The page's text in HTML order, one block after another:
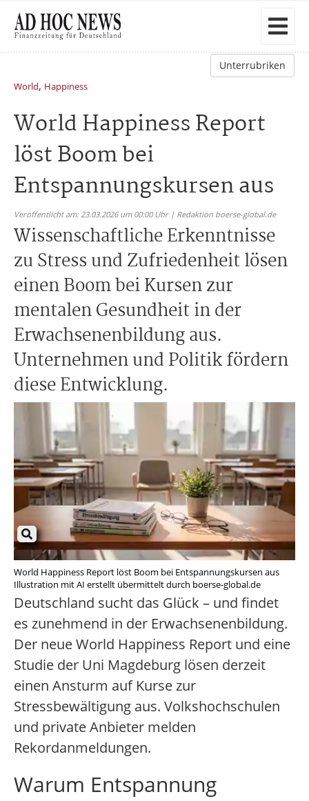
Unterrubriken
World, Happiness
World Happiness Report
löst Boom bei
Entspannungskursen aus
Veröffentlicht am: 23.03.2026 um 00:00 Uhr | Redaktion boerse-global.de
Wissenschaftliche Erkenntnisse
zu Stress und Zufriedenheit lösen
einen Boom bei Kursen zur
mentalen Gesundheit in der
Erwachsenenbildung aus.
Unternehmen und Politik fördern
diese Entwicklung.
World Happiness Report löst Boom bei Entspannungskursen aus
Illustration mit AI erstellt übermittelt durch boerse-global.de
Deutschland sucht das Glück – und findet
es zunehmend in der Erwachsenenbildung.
Der neue World Happiness Report und eine
Studie der Uni Magdeburg lösen derzeit
einen Ansturm auf Kurse zur
Stressbewältigung aus. Volkshochschulen
und private Anbieter melden
Rekordanmeldungen.
Warum Entspannung